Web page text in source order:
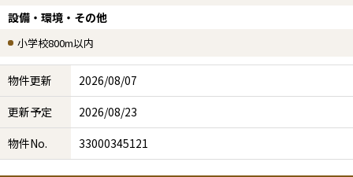
設備・環境・その他
小学校800m以内
物件更新
2026/08/07
更新予定
2026/08/23
物件No.
33000345121